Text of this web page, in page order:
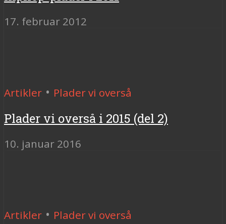
17. februar 2012
Artikler • Plader vi overså
Plader vi overså i 2015 (del 2)
10. januar 2016
Artikler • Plader vi overså